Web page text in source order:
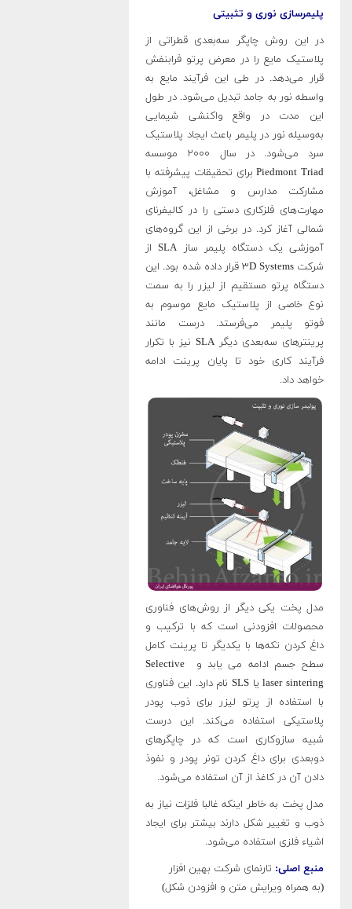
پلیمرسازی نوری و تثبیتی
در این روش چاپگر سه‌بعدی قطراتی از
پلاستیک مایع را در معرض پرتو فرابنفش
قرار می‌دهد. در طی این فرآیند مایع به
واسطه نور به جامد تبدیل می‌شود. در طول
این مدت در واقع واکنشی شیمایی
به‌وسیله نور در پلیمر باعث ایجاد پلاستیک
سرد می‌شود. در سال ۲۰۰۰ موسسه
Piedmont Triad برای تحقیقات پیشرفته با
مشارکت مدارس و مشاغل، آموزش
مهارت‌های فلزکاری دستی را در کالیفرنای
شمالی آغاز کرد. در برخی از این گروه‌های
آموزشی یک دستگاه پلیمر ساز SLA از
شرکت ۳D Systems قرار داده شده بود. این
دستگاه پرتو مستقیم از لیزر را به سمت
نوع خاصی از پلاستیک مایع موسوم به
فوتو پلیمر می‌فرستد. درست مانند
پرینتر‌های سه‌بعدی دیگر SLA نیز با تکرار
فرآیند کاری خود تا پایان پرینت ادامه
خواهد داد.
مدل پخت یکی دیگر از روش‌های فناوری
محصولات افزودنی است که با ترکیب و
داغ کردن تکه‌ها با یکدیگر تا پرینت کامل
سطح جسم ادامه می یابد و Selective
laser sintering یا SLS نام دارد. این فناوری
با استفاده از پرتو لیزر برای ذوب پودر
پلاستیکی استفاده می‌کند. این درست
شبیه سازوکاری است که در چاپگرهای
دوبعدی برای داغ کردن تونر پودر و نفوذ
دادن آن در کاغذ از آن استفاده می‌شود.
مدل پخت به خاطر اینکه غالبا فلزات نیاز به
ذوب و تغییر شکل دارند بیشتر برای ایجاد
اشیاء فلزی استفاده می‌شود.
منبع اصلی: تارنمای شرکت بهین افزار
(به همراه ویرایش متن و افزودن شکل)